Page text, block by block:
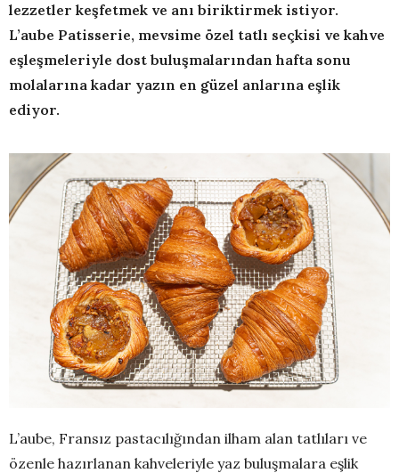
lezzetler keşfetmek ve anı biriktirmek istiyor.
L’aube Patisserie, mevsime özel tatlı seçkisi ve kahve
eşleşmeleriyle dost buluşmalarından hafta sonu
molalarına kadar yazın en güzel anlarına eşlik
ediyor.
L’aube, Fransız pastacılığından ilham alan tatlıları ve
özenle hazırlanan kahveleriyle yaz buluşmalara eşlik